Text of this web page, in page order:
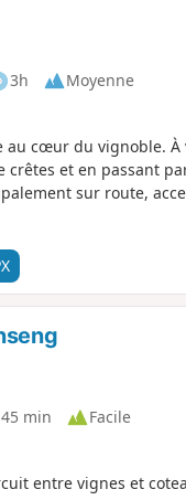
3h
Moyenne
cœur du vignoble.
et en passant
sur route,
45 min
Facile
entre vignes et